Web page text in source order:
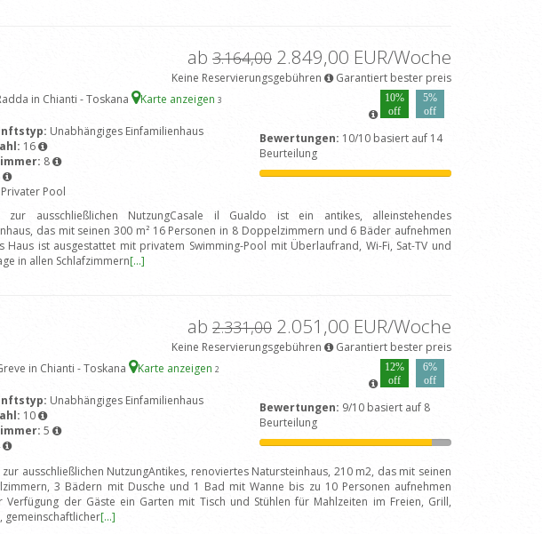
ab 3.164,00 2.849,00 EUR/Woche
Keine Reservierungsgebühren
Garantiert bester preis
in Chianti - Toskana Karte anzeigen 3
10%
off
5%
off
Unabhängiges Einfamilienhaus
16
8
Privater Pool
Bewertungen: 10/10 basiert auf 14
Beurteilung
zur ausschließlichen NutzungCasale il Gualdo ist ein antikes, alleinstehendes
das mit seinen 300 m² 16 Personen in 8 Doppelzimmern und 6 Bäder aufnehmen
Haus ist ausgestattet mit privatem Swimming-Pool mit Überlaufrand, Wi-Fi, Sat-TV und
in allen Schlafzimmern[...]
ab 2.331,00 2.051,00 EUR/Woche
Keine Reservierungsgebühren
Garantiert bester preis
in Chianti - Toskana Karte anzeigen 2
12%
off
6%
off
Unabhängiges Einfamilienhaus
10
5
Bewertungen: 9/10 basiert auf 8
Beurteilung
zur ausschließlichen NutzungAntikes, renoviertes Natursteinhaus, 210 m2, das mit seinen
3 Bädern mit Dusche und 1 Bad mit Wanne bis zu 10 Personen aufnehmen
Verfügung der Gäste ein Garten mit Tisch und Stühlen für Mahlzeiten im Freien, Grill,
gemeinschaftlicher[...]